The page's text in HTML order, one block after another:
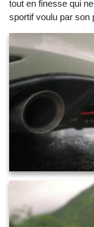
tout en finesse qui
sportif voulu par son